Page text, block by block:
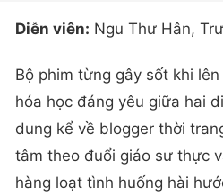
Diễn viên: Ngu Thư Hân,
Bộ phim từng gây sốt khi
hóa học đáng yêu giữa hai
dung kể về blogger thời
tâm theo đuổi giáo sư thực
hàng loạt tình huống hài